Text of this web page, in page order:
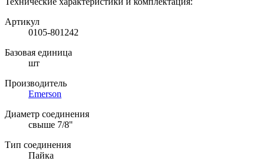
Артикул
0105-801242
Базовая единица
шт
Производитель
Emerson
Диаметр соединения
свыше 7/8''
Тип соединения
Пайка